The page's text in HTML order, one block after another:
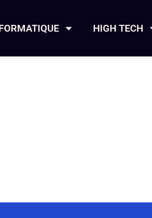
HIGH TECH